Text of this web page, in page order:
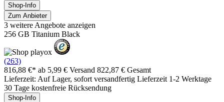
Shop-Info
Zum Anbieter
3 weitere Angebote anzeigen
256 GB Titanium Black
(263)
816,88 €* ab 5,99 € Versand 822,87 € Gesamt
Lieferzeit: Auf Lager, sofort versandfertig Lieferzeit 1-2 Werktage
30 Tage kostenfreie Rücksendung
Shop-Info